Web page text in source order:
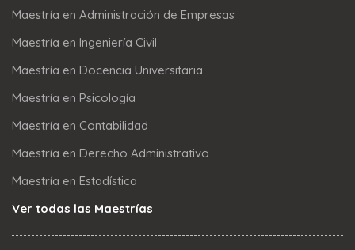
Maestría en Administración de Empresas
Maestría en Ingeniería Civil
Maestría en Docencia Universitaria
Maestría en Psicología
Maestría en Contabilidad
Maestría en Derecho Administrativo
Maestría en Estadística
Ver todas las Maestrías